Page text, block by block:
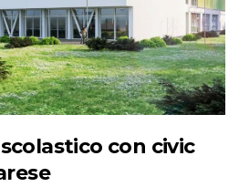
con civic